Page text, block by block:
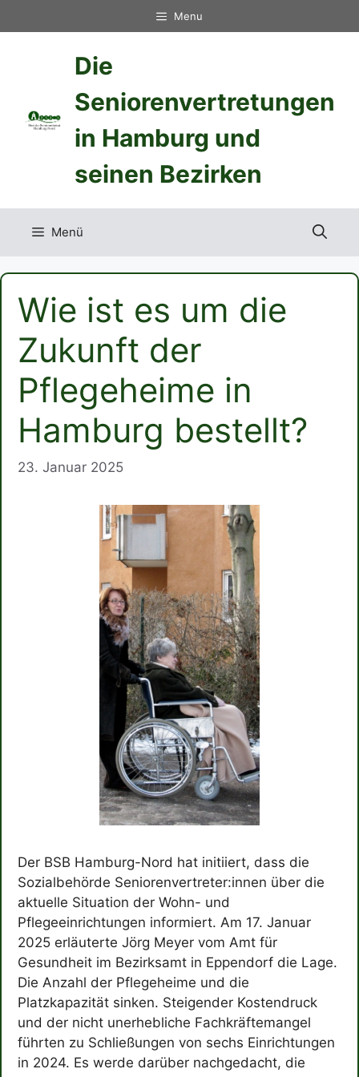
Inhalt
Menu
Die
Seniorenvertretungen
in Hamburg und
seinen Bezirken
Menü
Wie ist es um die
Zukunft der
Pflegeheime in
Hamburg bestellt?
23. Januar 2025
Der BSB Hamburg-Nord hat initiiert, dass die
Sozialbehörde Seniorenvertreter:innen über die
aktuelle Situation der Wohn- und
Pflegeeinrichtungen informiert. Am 17. Januar
2025 erläuterte Jörg Meyer vom Amt für
Gesundheit im Bezirksamt in Eppendorf die Lage.
Die Anzahl der Pflegeheime und die
Platzkapazität sinken. Steigender Kostendruck
und der nicht unerhebliche Fachkräftemangel
führten zu Schließungen von sechs Einrichtungen
in 2024. Es werde darüber nachgedacht, die